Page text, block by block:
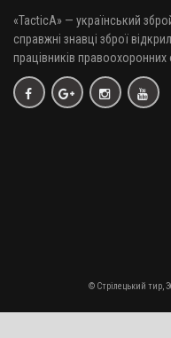
«TacticA» — український
справжні знавці зброї
працівників правоохоронних
© Стрілецький тир,